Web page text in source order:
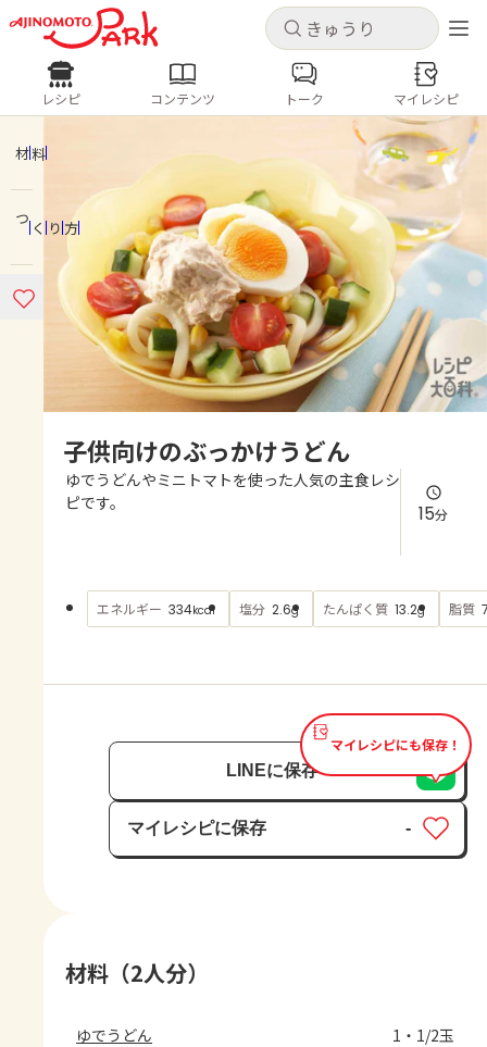
キャンセル
ログインするとレシピを保存できます
ログイン 新規登録
ホーム
コンテンツ
レシピ
よくあるお問い合わせ
AJINOMOTO PARK とは
キャンセル
レシピ コンテンツ
人気の食材・レシピ
きゅうり なす トマト
とうもろこし
ピーマン
みょうが ゴーヤ
レシピ コンテンツ トーク マイレシピ
材料
つくり方
子供向けのぶっかけうどん
ゆでうどんやミニトマトを使った人気の主食レシ
ピです。
15分
エネルギー 334kcal 塩分 2.6g たんぱく質 13.2g 脂質
マイレシピにも保存！
LINEに保存
マイレシピに保存
保存済み
-
材料（2人分）
ゆでうどん 1・1/2玉